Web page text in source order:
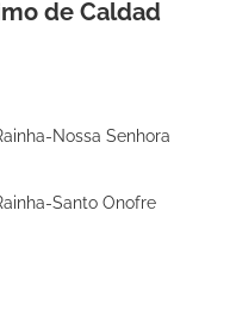
de Caldad
Nossa Senhora
Santo Onofre